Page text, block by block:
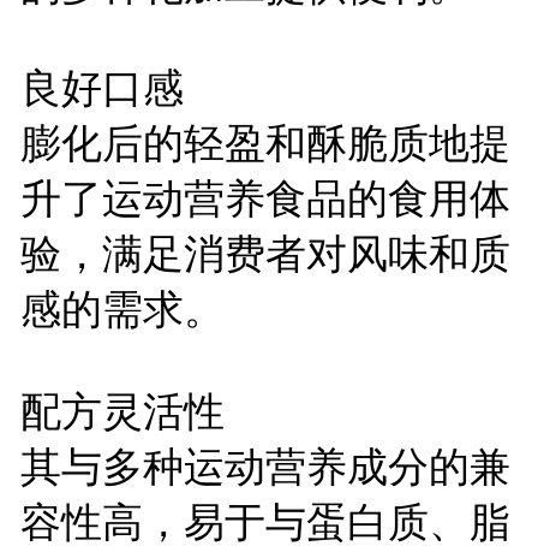
良好口感
膨化后的轻盈和酥脆质地提
升了运动营养食品的食用体
验，满足消费者对风味和质
感的需求。
配方灵活性
其与多种运动营养成分的兼
容性高，易于与蛋白质、脂